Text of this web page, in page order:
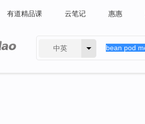
有道精品课 云笔记 惠惠
中英